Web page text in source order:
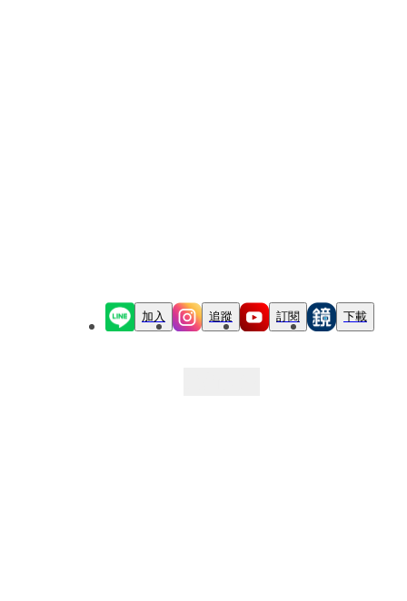
加入 追蹤 訂閱 下載